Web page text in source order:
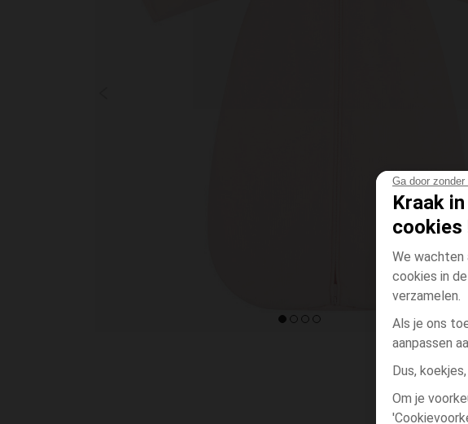
Ga door
Kraak
cookies
We wachten
cookies in
verzamelen.
Als je ons
aanpassen
Dus,
Om je